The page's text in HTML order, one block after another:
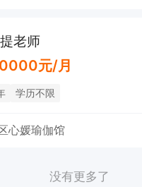
老师
元/月
学历不限
心媛瑜伽馆
没有更多了